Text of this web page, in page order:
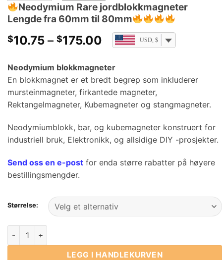
Neodymium Rare jordblokkmagneter
Lengde fra 60mm til 80mm
$10.75 – $175.00 Prisområde:
$10.75
gjennom
$175.00
USD, $
Neodymium blokkmagneter
En blokkmagnet er et bredt begrep som inkluderer
mursteinmagneter, firkantede magneter,
Rektangelmagneter, Kubemagneter og stangmagneter.
Neodymiumblokk, bar, og kubemagneter konstruert for
industriell bruk, Elektronikk, og allsidige DIY -prosjekter.
Send oss ​​en e-post for enda større rabatter på høyere
bestillingsmengder.
Størrelse:
Neodymium Rare jordblokkmagneter Lengde fra 60mm til
LEGG I HANDLEKURVEN